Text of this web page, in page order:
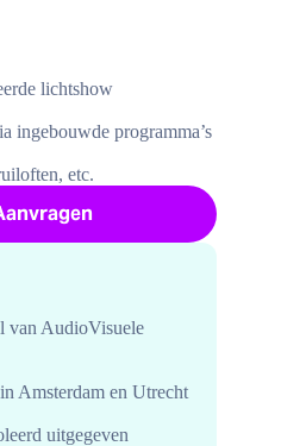
lichtshow
ingebouwde programma’s
etc.
van AudioVisuele
Amsterdam en Utrecht
uitgegeven